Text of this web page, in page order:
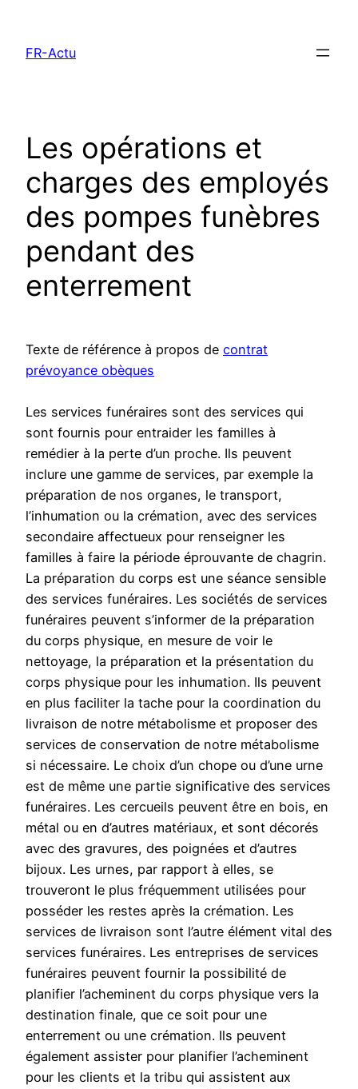
contenu
FR-Actu
Les opérations et
charges des employés
des pompes funèbres
pendant des
enterrement
Texte de référence à propos de contrat
prévoyance obèques
Les services funéraires sont des services qui
sont fournis pour entraider les familles à
remédier à la perte d’un proche. Ils peuvent
inclure une gamme de services, par exemple la
préparation de nos organes, le transport,
l’inhumation ou la crémation, avec des services
secondaire affectueux pour renseigner les
familles à faire la période éprouvante de chagrin.
La préparation du corps est une séance sensible
des services funéraires. Les sociétés de services
funéraires peuvent s’informer de la préparation
du corps physique, en mesure de voir le
nettoyage, la préparation et la présentation du
corps physique pour les inhumation. Ils peuvent
en plus faciliter la tache pour la coordination du
livraison de notre métabolisme et proposer des
services de conservation de notre métabolisme
si nécessaire. Le choix d’un chope ou d’une urne
est de même une partie significative des services
funéraires. Les cercueils peuvent être en bois, en
métal ou en d’autres matériaux, et sont décorés
avec des gravures, des poignées et d’autres
bijoux. Les urnes, par rapport à elles, se
trouveront le plus fréquemment utilisées pour
posséder les restes après la crémation. Les
services de livraison sont l’autre élément vital des
services funéraires. Les entreprises de services
funéraires peuvent fournir la possibilité de
planifier l’acheminent du corps physique vers la
destination finale, que ce soit pour une
enterrement ou une crémation. Ils peuvent
également assister pour planifier l’acheminent
pour les clients et la tribu qui assistent aux